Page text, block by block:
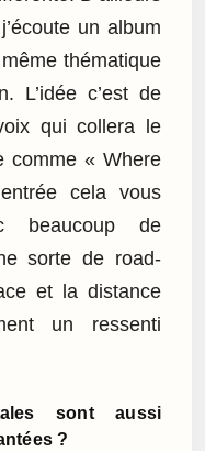
un album
thématique
L’idée c’est de
qui collera le
comme « Where
cela vous
beaucoup de
sorte de road-
et la distance
un ressenti
sont aussi
?